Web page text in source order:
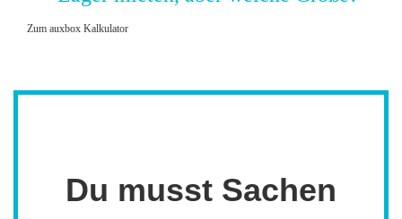
Zum auxbox Kalkulator
Du musst Sachen